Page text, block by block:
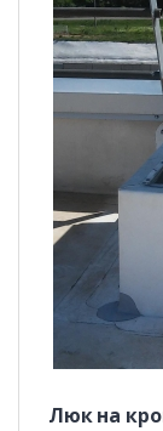
Люк на